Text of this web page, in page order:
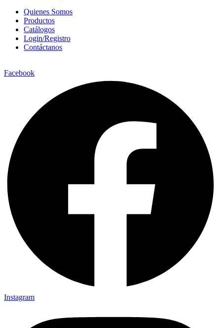
Quienes Somos
Productos
Catálogos
Login/Registro
Contáctanos
Facebook
Instagram